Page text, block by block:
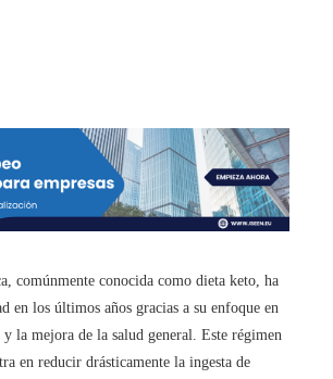
comúnmente conocida como dieta keto, ha
en los últimos años gracias a su enfoque en
y la mejora de la salud general. Este régimen
en reducir drásticamente la ingesta de